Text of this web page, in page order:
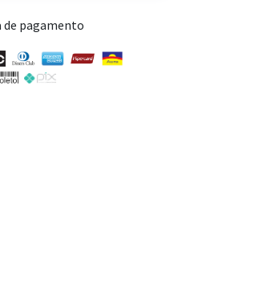
de pagamento